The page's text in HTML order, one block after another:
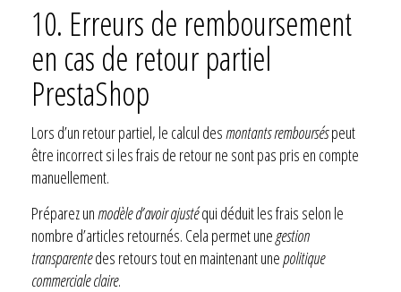
10. Erreurs de remboursement
en cas de retour partiel
PrestaShop
Lors d’un retour partiel, le calcul des montants rembourséspeut
être incorrect si les frais de retour ne sont pas pris en compte
manuellement.
Préparez un modèle d’avoir ajustéqui déduit les frais selon le
nombre d’articles retournés. Cela permet une gestion
transparentedes retours tout en maintenant unepolitique
commerciale claire.